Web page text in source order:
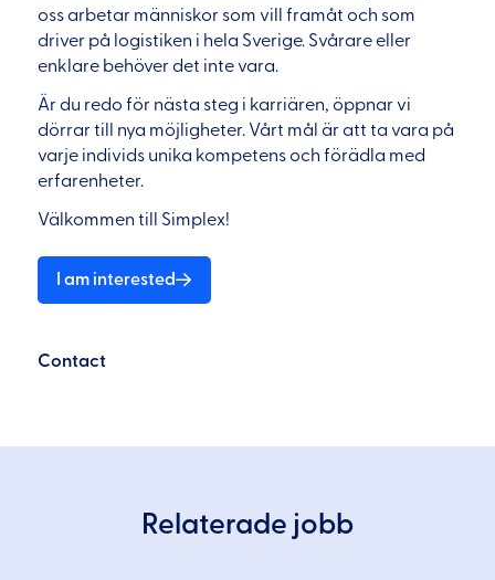
oss arbetar människor som vill framåt och som
driver på logistiken i hela Sverige. Svårare eller
enklare behöver det inte vara.
Är du redo för nästa steg i karriären, öppnar vi
dörrar till nya möjligheter. Vårt mål är att ta vara på
varje individs unika kompetens och förädla med
erfarenheter.
Välkommen till Simplex!
I am interested
Contact
Relaterade jobb